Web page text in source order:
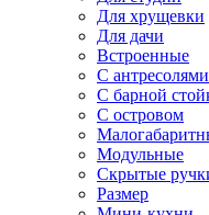
Для хрущевки
Для дачи
Встроенные
С антресолями
С барной
С островом
Модульные
Скрытые
Размер